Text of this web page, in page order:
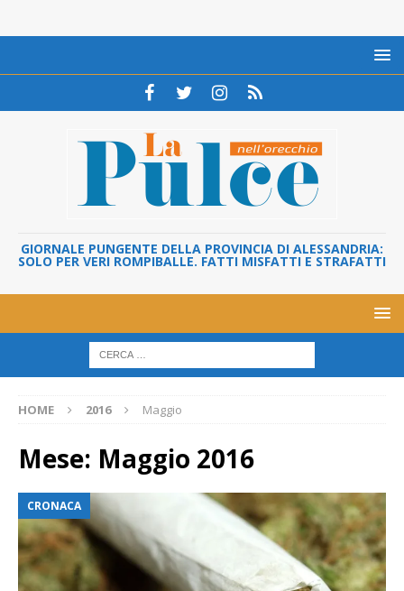
GIORNALE PUNGENTE DELLA PROVINCIA DI ALESSANDRIA:
SOLO PER VERI ROMPIBALLE. FATTI MISFATTI E STRAFATTI
HOME 2016 Maggio
Mese: Maggio 2016
CRONACA